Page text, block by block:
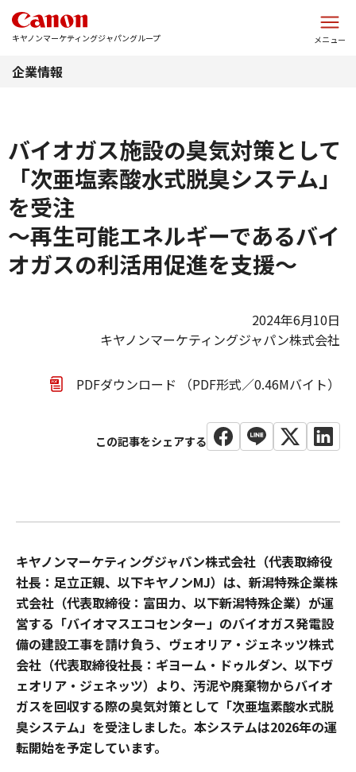
キヤノンマーケティングジャパングループ メニュー
企業情報
バイオガス施設の臭気対策として
「次亜塩素酸水式脱臭システム」
を受注
～再生可能エネルギーであるバイ
オガスの利活用促進を支援～
2024年6月10日
キヤノンマーケティングジャパン株式会社
PDFダウンロード （PDF形式／0.46Mバイト）
キヤノンマーケティングジャパン株式会社（代表取締役
社長：足立正親、以下キヤノンMJ）は、新潟特殊企業株
式会社（代表取締役：富田力、以下新潟特殊企業）が運
営する「バイオマスエコセンター」のバイオガス発電設
備の建設工事を請け負う、ヴェオリア・ジェネッツ株式
会社（代表取締役社長：ギヨーム・ドゥルダン、以下ヴ
ェオリア・ジェネッツ）より、汚泥や廃棄物からバイオ
ガスを回収する際の臭気対策として「次亜塩素酸水式脱
臭システム」を受注しました。本システムは2026年の運
転開始を予定しています。